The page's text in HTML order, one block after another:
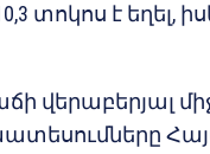
տոկոս է եղել,
վերաբերյալ